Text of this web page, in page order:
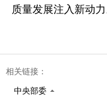
质量发展注入新动力
相关链接：
中央部委